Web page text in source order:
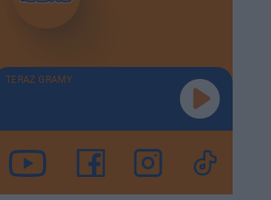
TERAZ GRAMY